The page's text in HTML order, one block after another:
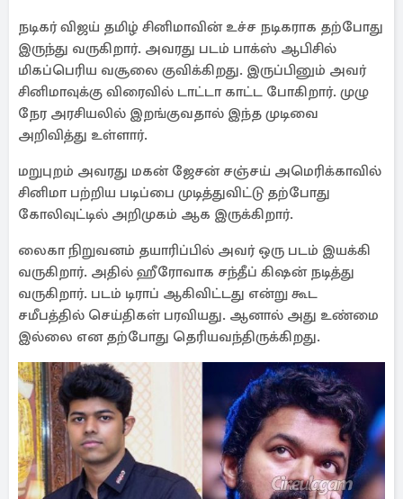
நடிகர் விஜய் தமிழ் சினிமாவின் உச்ச நடிகராக தற்போது
இருந்து வருகிறார். அவரது படம் பாக்ஸ் ஆபிசில்
மிகப்பெரிய வசூலை குவிக்கிறது. இருப்பினும் அவர்
சினிமாவுக்கு விரைவில் டாட்டா காட்ட போகிறார். முழு
நேர அரசியலில் இறங்குவதால் இந்த முடிவை
அறிவித்து உள்ளார்.
மறுபுறம் அவரது மகன் ஜேசன் சஞ்சய் அமெரிக்காவில்
சினிமா பற்றிய படிப்பை முடித்துவிட்டு தற்போது
கோலிவுட்டில் அறிமுகம் ஆக இருக்கிறார்.
லைகா நிறுவனம் தயாரிப்பில் அவர் ஒரு படம் இயக்கி
வருகிறார். அதில் ஹீரோவாக சந்தீப் கிஷன் நடித்து
வருகிறார். படம் டிராப் ஆகிவிட்டது என்று கூட
சமீபத்தில் செய்திகள் பரவியது. ஆனால் அது உண்மை
இல்லை என தற்போது தெரியவந்திருக்கிறது.